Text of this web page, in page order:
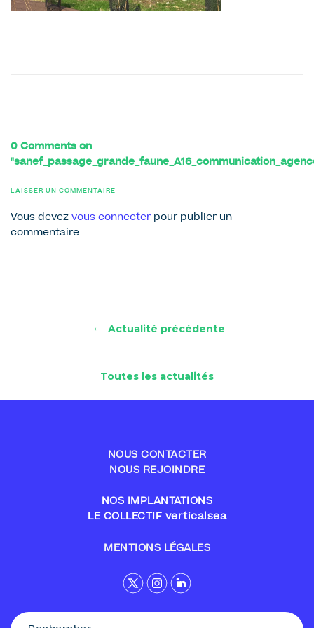
0 Comments on
LAISSER UN COMMENTAIRE
Vous devez vous connecter pour publier un
commentaire.
← Actualité précédente
Toutes les actualités
NOUS CONTACTER
NOUS REJOINDRE
NOS IMPLANTATIONS
LE COLLECTIF verticalsea
MENTIONS LÉGALES